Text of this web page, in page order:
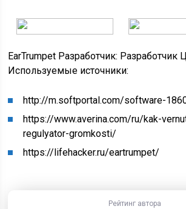
EarTrumpet Разработчик: Разработчик
Используемые источники:
http://m.softportal.com/software-
https://www.averina.com/ru/kak-
regulyator-gromkosti/
https://lifehacker.ru/eartrumpet/
Рейтинг автора